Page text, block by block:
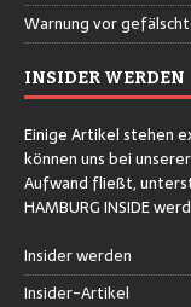
Warnung vor
INSIDER WERDEN
Einige Artikel stehen
können uns bei
Aufwand fließt,
HAMBURG INSIDE
Insider werden
Insider-Artikel